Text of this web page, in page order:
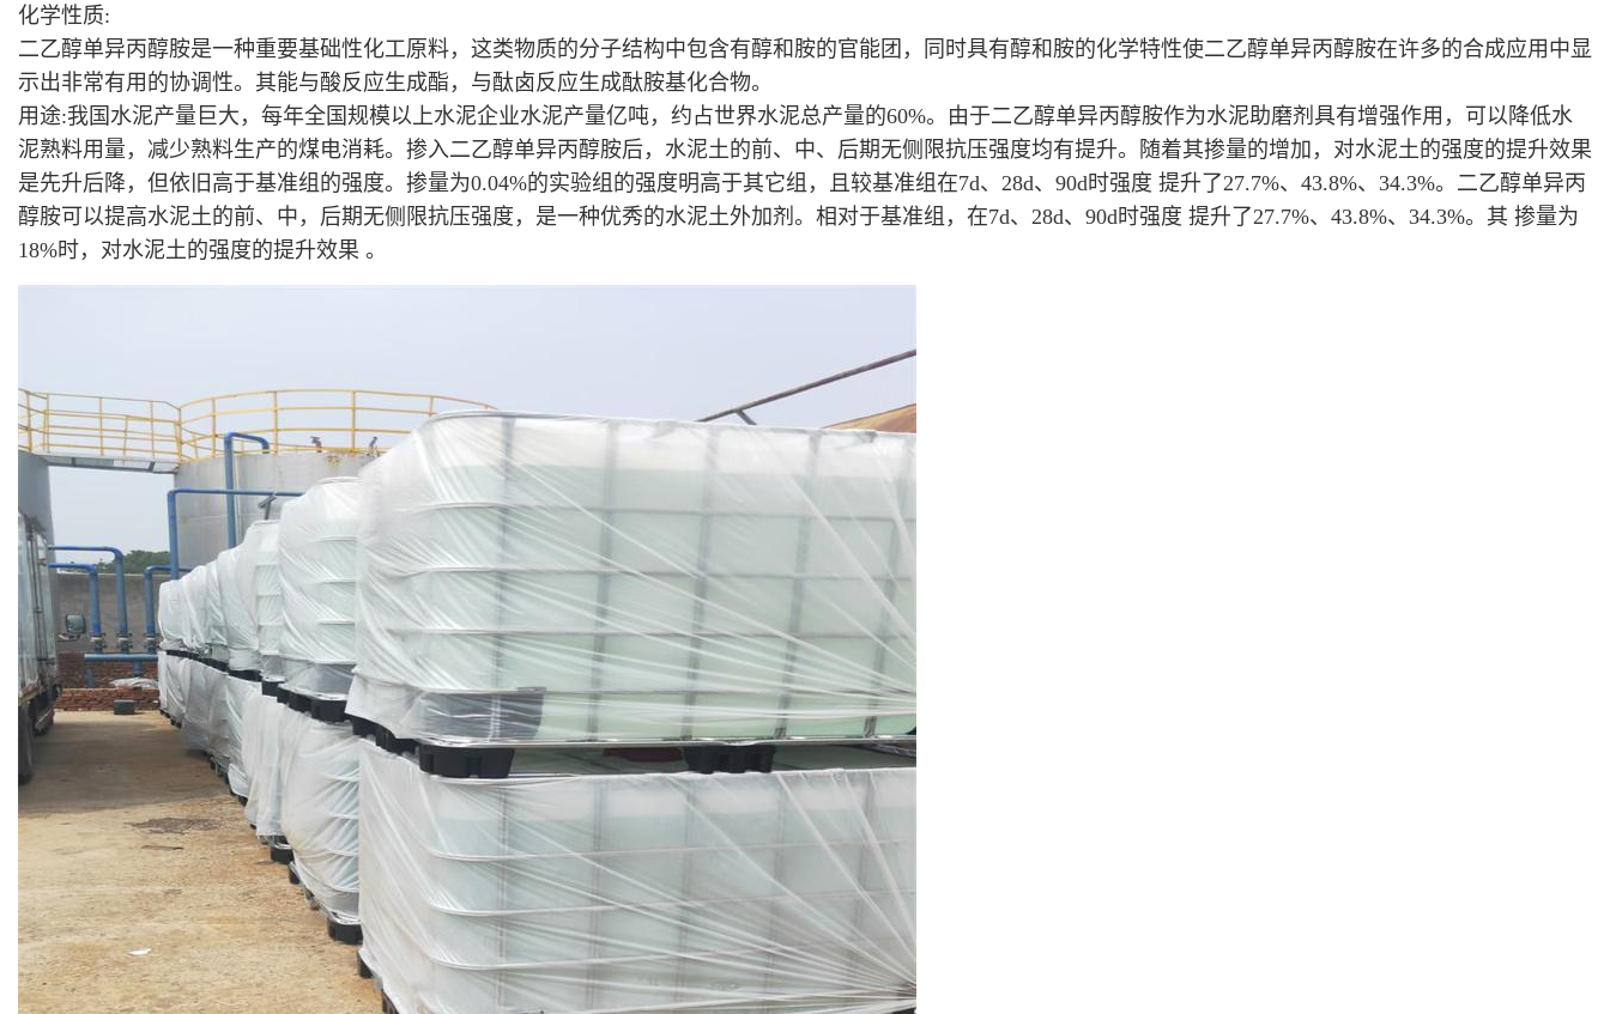
化学性质:
二乙醇单异丙醇胺是一种重要基础性化工原料，这类物质的分子结构中包含有醇和胺的官能团，同时具有醇和胺的化学特性使二乙醇单异丙醇胺在许多的合成应用中显
示出非常有用的协调性。其能与酸反应生成酯，与酞卤反应生成酞胺基化合物。
用途:我国水泥产量巨大，每年全国规模以上水泥企业水泥产量亿吨，约占世界水泥总产量的60%。由于二乙醇单异丙醇胺作为水泥助磨剂具有增强作用，可以降低水
泥熟料用量，减少熟料生产的煤电消耗。掺入二乙醇单异丙醇胺后，水泥土的前、中、后期无侧限抗压强度均有提升。随着其掺量的增加，对水泥土的强度的提升效果
是先升后降，但依旧高于基准组的强度。掺量为0.04%的实验组的强度明高于其它组，且较基准组在7d、28d、90d时强度 提升了27.7%、43.8%、34.3%。二乙醇单异丙
醇胺可以提高水泥土的前、中，后期无侧限抗压强度，是一种优秀的水泥土外加剂。相对于基准组，在7d、28d、90d时强度 提升了27.7%、43.8%、34.3%。其 掺量为
18%时，对水泥土的强度的提升效果 。